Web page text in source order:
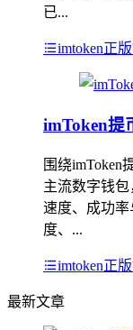
已...
imtoken正
imToken提
围绕imToken
主流数字钱
速度、成功
度、...
imtoken正
最新文章